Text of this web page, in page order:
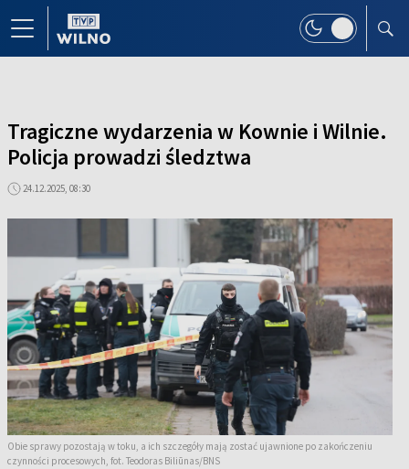
Tragiczne wydarzenia w Kownie i Wilnie.
Policja prowadzi śledztwa
24.12.2025, 08:30
Obie sprawy pozostają w toku, a ich szczegóły mają zostać ujawnione po zakończeniu
czynności procesowych, fot. Teodoras Biliūnas/BNS